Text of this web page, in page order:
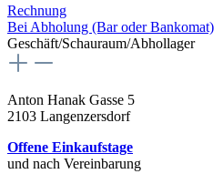
Rechnung
Bei Abholung (Bar oder Bankomat)
Geschäft/Schauraum/Abhollager
Anton Hanak Gasse 5
2103 Langenzersdorf
Offene Einkaufstage
und nach Vereinbarung